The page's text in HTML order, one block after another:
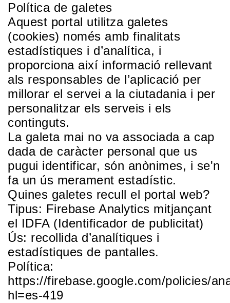
Política de galetes
Aquest portal utilitza galetes
(cookies) només amb finalitats
estadístiques i d’analítica, i
proporciona així informació rellevant
als responsables de l’aplicació per
millorar el servei a la ciutadania i per
personalitzar els serveis i els
continguts.
La galeta mai no va associada a cap
dada de caràcter personal que us
pugui identificar, són anònimes, i se'n
fa un ús merament estadístic.
Quines galetes recull el portal web?
Tipus: Firebase Analytics mitjançant
el IDFA (Identificador de publicitat)
Ús: recollida d’analítiques i
estadístiques de pantalles.
Política:
https://firebase.google.com/policies/
hl=es-419